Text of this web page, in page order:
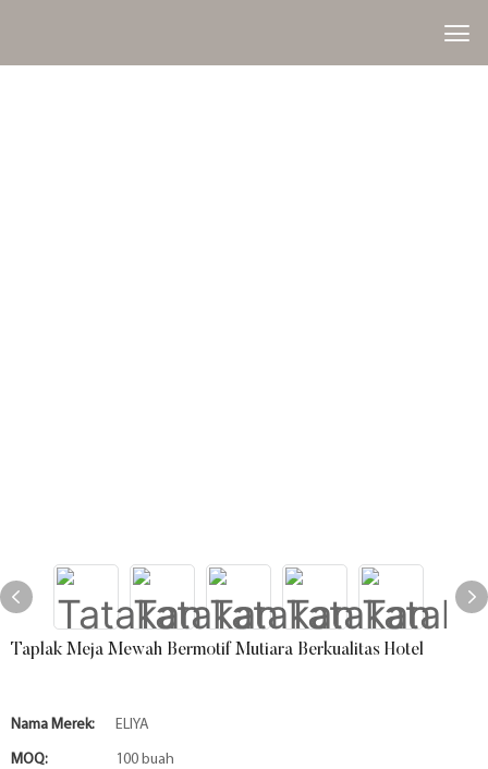
Taplak Meja Mewah Bermotif Mutiara Berkualitas Hotel
Nama Merek: ELIYA
MOQ: 100 buah